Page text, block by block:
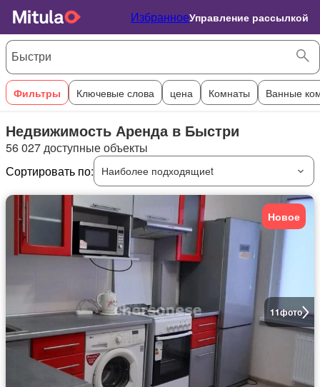
ИзбранноеУправление рассылкой
Фильтры Ключевые слова цена Комнаты Ванные
Недвижимость Аренда в Быстри
56 027 доступные объекты
Сортировать по:
Наиболее подходящиеt
11фото
Новое